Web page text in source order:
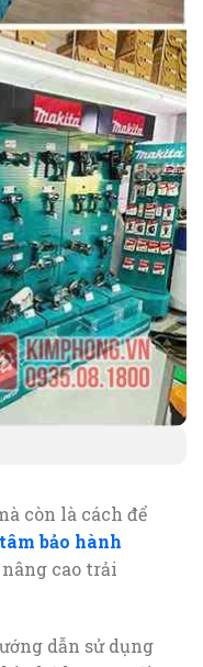
còn là cách để
bảo hành
cao trải
dẫn sử dụng